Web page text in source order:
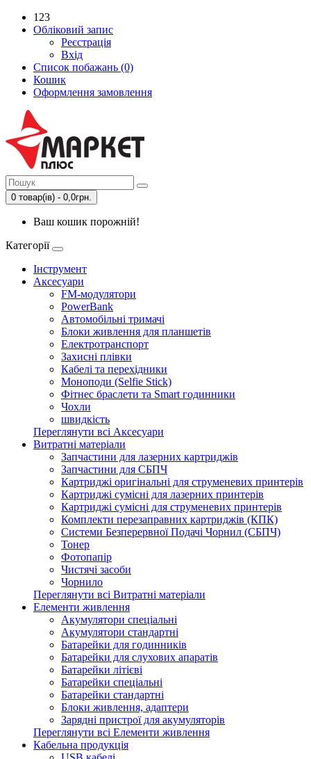
123
Обліковий запис
Реєстрація
Вхід
Список побажань (0)
Кошик
Оформлення замовлення
0 товар(ів) - 0,0грн.
Ваш кошик порожній!
Категорії
Інструмент
Аксесуари
FM-модулятори
PowerBank
Автомобільні тримачі
Блоки живлення для планшетів
Електротранспорт
Захисні плівки
Кабелі та перехідники
Моноподи (Selfie Stick)
Фітнес браслети та Smart годинники
Чохли
швидкість
Переглянути всі Аксесуари
Витратні матеріали
Запчастини для лазерних картриджів
Запчастини для СБПЧ
Картриджі оригінальні для струменевих принтерів
Картриджі сумісні для лазерних принтерів
Картриджі сумісні для струменевих принтерів
Комплекти перезаправних картриджів (КПК)
Системи Безперервної Подачі Чорнил (СБПЧ)
Тонер
Фотопапір
Чистячі засоби
Чорнило
Переглянути всі Витратні матеріали
Елементи живлення
Акумулятори спеціальні
Акумулятори стандартні
Батарейки для годинників
Батарейки для слухових апаратів
Батарейки літієві
Батарейки спеціальні
Батарейки стандартні
Блоки живлення, адаптери
Зарядні пристрої для акумуляторів
Переглянути всі Елементи живлення
Кабельна продукція